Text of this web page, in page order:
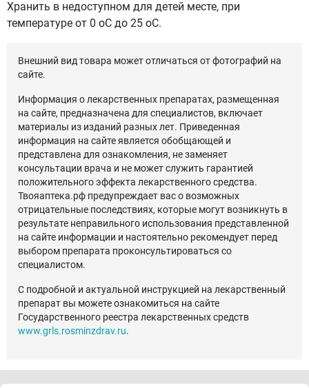
Хранить в недоступном для детей месте, при
температуре от 0 оС до 25 оС.
Внешний вид товара может отличаться от фотографий на
сайте.
Информация о лекарственных препаратах, размещенная
на сайте, предназначена для специалистов, включает
материалы из изданий разных лет. Приведенная
информация на сайте является обобщающей и
представлена для ознакомления, не заменяет
консультации врача и не может служить гарантией
положительного эффекта лекарственного средства.
Твояаптека.рф предупреждает вас о возможных
отрицательные последствиях, которые могут возникнуть в
результате неправильного использования представленной
на сайте информации и настоятельно рекомендует перед
выбором препарата проконсультироваться со
специалистом.
С подробной и актуальной инструкцией на лекарственный
препарат вы можете ознакомиться на сайте
Государственного реестра лекарственных средств
www.grls.rosminzdrav.ru.